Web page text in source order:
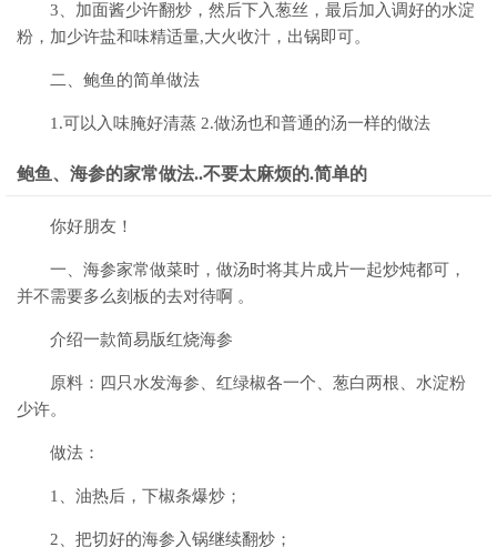
3、加面酱少许翻炒，然后下入葱丝，最后加入调好的水淀
粉，加少许盐和味精适量,大火收汁，出锅即可。
二、鲍鱼的简单做法
1.可以入味腌好清蒸 2.做汤也和普通的汤一样的做法
鲍鱼、海参的家常做法..不要太麻烦的.简单的
你好朋友！
一、海参家常做菜时，做汤时将其片成片一起炒炖都可，
并不需要多么刻板的去对待啊 。
介绍一款简易版红烧海参
原料：四只水发海参、红绿椒各一个、葱白两根、水淀粉
少许。
做法：
1、油热后，下椒条爆炒；
2、把切好的海参入锅继续翻炒；